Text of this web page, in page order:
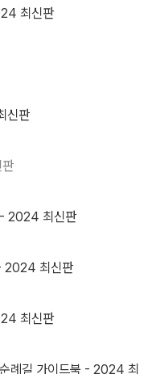
최신판
신판
- 2024 최신판
2024 최신판
최신판
례길 가이드북 - 2024 최